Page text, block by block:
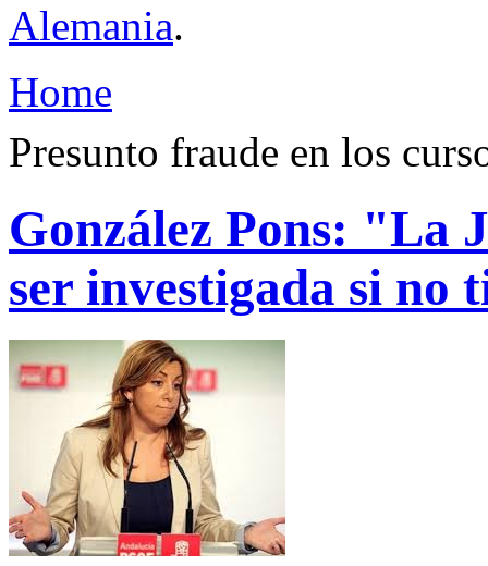
Alemania.
Home
Presunto fraude en los
González Pons: "La
ser investigada si no